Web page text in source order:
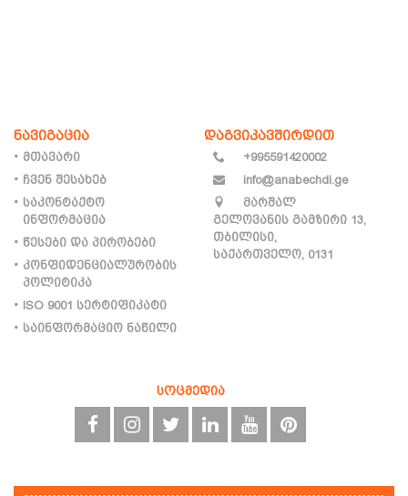
ნავიგაცია
მთავარი
ჩვენ შესახებ
საკონტაქტო
ინფორმაცია
წესები და პირობები
კონფიდენციალურობის
პოლიტიკა
ISO 9001 სერტიფიკატი
საინფორმაციო ნაწილი
დაგვიკავშირდით
+995591420002
info@anabechdi.ge
მარშალ
გელოვანის გამზირი 13,
თბილისი,
საქართველო, 0131
სოცმედია